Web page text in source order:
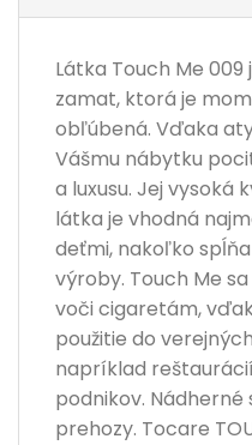
Látka Touch Me
zamat, ktorá je
obľúbená. Vďaka
Vášmu nábytku
a luxusu. Jej vysoká
látka je vhodná
deťmi, nakoľko
výroby. Touch Me
voči cigaretám,
použitie do
napríklad
podnikov. Nádherné
prehozy. Tocare